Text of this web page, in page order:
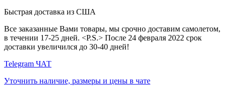
Быстрая доставка из США
Все заказанные Вами товары, мы срочно доставим самолетом,
в течении 17-25 дней. <P.S.> После 24 февраля 2022 срок
доставки увеличился до 30-40 дней!
Telegram ЧАТ
Уточнить наличие, размеры и цены в чате